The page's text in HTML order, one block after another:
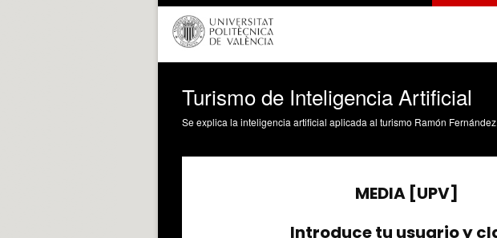
Turismo de Inteligencia Artificial
Se explica la inteligencia artificial aplicada al turismo Ramón